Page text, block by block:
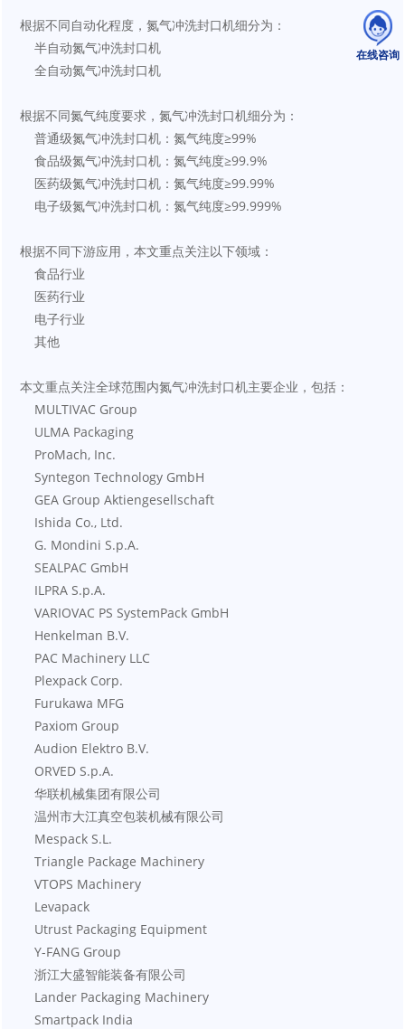
在线咨询
根据不同自动化程度，氮气冲洗封口机细分为：
    半自动氮气冲洗封口机
    全自动氮气冲洗封口机
根据不同氮气纯度要求，氮气冲洗封口机细分为：
    普通级氮气冲洗封口机：氮气纯度≥99%
    食品级氮气冲洗封口机：氮气纯度≥99.9%
    医药级氮气冲洗封口机：氮气纯度≥99.99%
    电子级氮气冲洗封口机：氮气纯度≥99.999%
根据不同下游应用，本文重点关注以下领域：
    食品行业
    医药行业
    电子行业
    其他
本文重点关注全球范围内氮气冲洗封口机主要企业，包括：
    MULTIVAC Group
    ULMA Packaging
    ProMach, Inc.
    Syntegon Technology GmbH
    GEA Group Aktiengesellschaft
    Ishida Co., Ltd.
    G. Mondini S.p.A.
    SEALPAC GmbH
    ILPRA S.p.A.
    VARIOVAC PS SystemPack GmbH
    Henkelman B.V.
    PAC Machinery LLC
    Plexpack Corp.
    Furukawa MFG
    Paxiom Group
    Audion Elektro B.V.
    ORVED S.p.A.
    华联机械集团有限公司
    温州市大江真空包装机械有限公司
    Mespack S.L.
    Triangle Package Machinery
    VTOPS Machinery
    Levapack
    Utrust Packaging Equipment
    Y-FANG Group
    浙江大盛智能装备有限公司
    Lander Packaging Machinery
    Smartpack India